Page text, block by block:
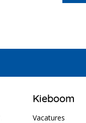
Kieboom
Vacatures